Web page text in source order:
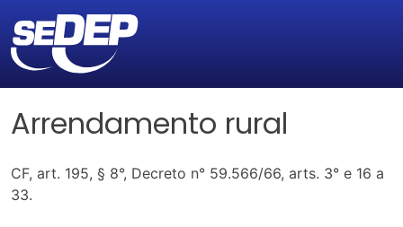
Arrendamento rural
CF, art. 195, § 8°, Decreto n° 59.566/66, arts. 3° e 16 a
33.